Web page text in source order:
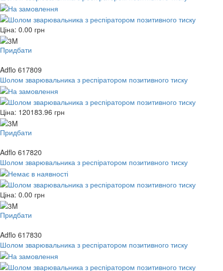
Ціна: 0.00 грн
Придбати
Adflo 617809
Шолом зварювальника з респіратором позитивного тиску
Ціна: 120183.96 грн
Придбати
Adflo 617820
Шолом зварювальника з респіратором позитивного тиску
Ціна: 0.00 грн
Придбати
Adflo 617830
Шолом зварювальника з респіратором позитивного тиску